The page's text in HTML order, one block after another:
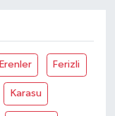
Erenler Ferizli
Karasu